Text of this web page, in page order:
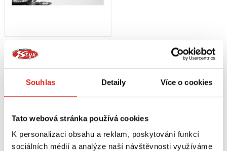
Souhlas Detaily Více o cookies
Tato webová stránka používá cookies
K personalizaci obsahu a reklam, poskytování funkcí
sociálních médií a analýze naší návštěvnosti využíváme
SW MOTECH KRYTY RUKOU KOBRA
Na objednávku
Koupit
Prohlédli jste si1z1produktů